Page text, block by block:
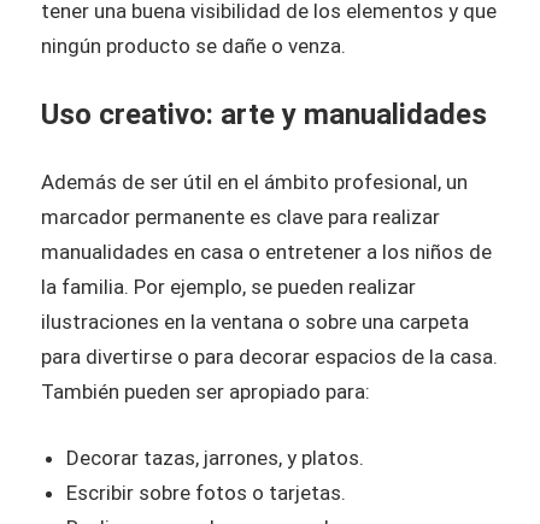
tener una buena visibilidad de los elementos y que
ningún producto se dañe o venza.
Uso creativo: arte y manualidades
Además de ser útil en el ámbito profesional, un
marcador permanente es clave para realizar
manualidades en casa o entretener a los niños de
la familia. Por ejemplo, se pueden realizar
ilustraciones en la ventana o sobre una carpeta
para divertirse o para decorar espacios de la casa.
También pueden ser apropiado para:
Decorar tazas, jarrones, y platos.
Escribir sobre fotos o tarjetas.